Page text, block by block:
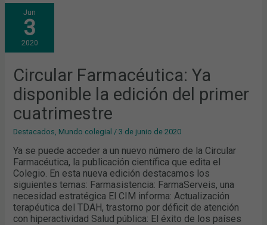
Jun
3
2020
Circular Farmacéutica: Ya
disponible la edición del primer
cuatrimestre
Destacados Mundo colegial /3 de junio de 2020
Ya se puede acceder a un nuevo número de la Circular
Farmacéutica, la publicación científica que edita el
Colegio. En esta nueva edición destacamos los
siguientes temas: Farmasistencia: FarmaServeis, una
necesidad estratégica El CIM informa: Actualización
terapéutica del TDAH, trastorno por déficit de atención
con hiperactividad Salud pública: El éxito de los países
CIRCULAR
FARMACÉUTICA:
YA
DISPONIBLE
LA
EDICIÓN
DEL
CUATRIMESTRE